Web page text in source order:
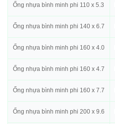
Ống nhựa bình minh phi 110 x 5.3
Ống nhựa bình minh phi 140 x 6.7
Ống nhựa bình minh phi 160 x 4.0
Ống nhựa bình minh phi 160 x 4.7
Ống nhựa bình minh phi 160 x 7.7
Ống nhựa bình minh phi 200 x 9.6